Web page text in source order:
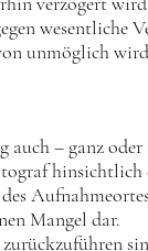
wesentliche
unmöglich
– ganz
Mangel dar.